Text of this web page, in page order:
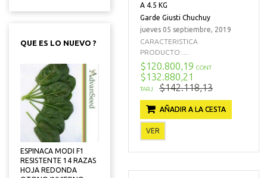
QUE ES LO NUEVO ?
ESPINACA MODI F1
RESISTENTE 14 RAZAS
HOJA REDONDA
A 4.5 KG
Garde Giusti Chuchuy
jueves 05 septiembre, 2019
CARACTERISTICA
PRODUCTO:....
$120.800,19 CONT
$132.880,21
TARJ $142.118,13
AÑADIR A LA CESTA
VER